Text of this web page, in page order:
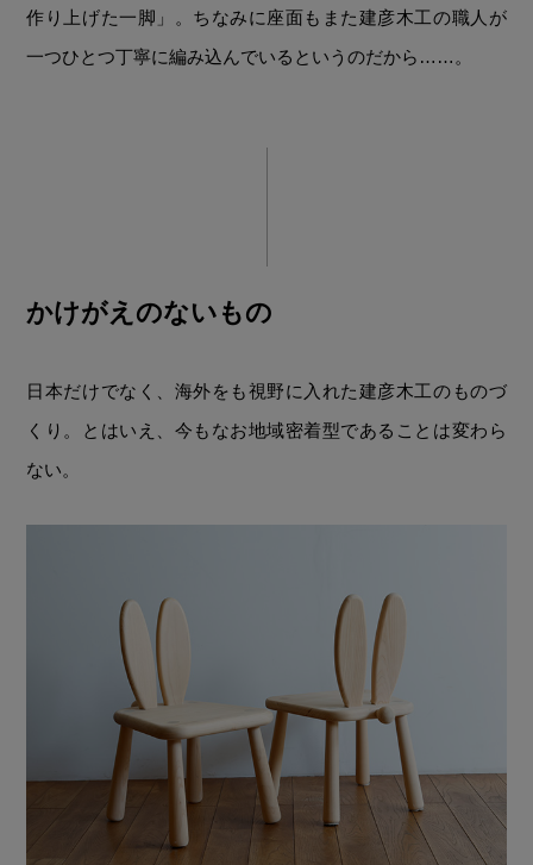
作り上げた一脚」。ちなみに座面もまた建彦木工の職人が
一つひとつ丁寧に編み込んでいるというのだから……。
かけがえのないもの
日本だけでなく、海外をも視野に入れた建彦木工のものづ
くり。とはいえ、今もなお地域密着型であることは変わら
ない。